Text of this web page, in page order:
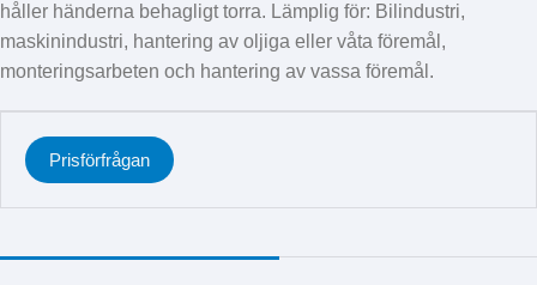
håller händerna behagligt torra. Lämplig för: Bilindustri,
maskinindustri, hantering av oljiga eller våta föremål,
monteringsarbeten och hantering av vassa föremål.
Prisförfrågan